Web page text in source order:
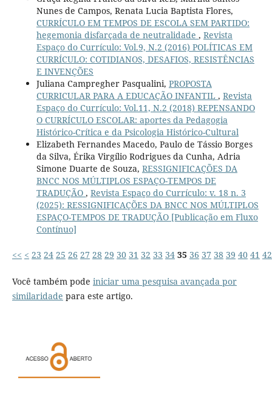
Nunes de Campos, Renata Lucia Baptista Flores,
CURRÍCULO EM TEMPOS DE ESCOLA SEM PARTIDO:
hegemonia disfarçada de neutralidade , Revista
Espaço do Currículo: Vol.9, N.2 (2016) POLÍTICAS EM
CURRÍCULO: COTIDIANOS, DESAFIOS, RESISTÊNCIAS
E INVENÇÕES
Juliana Campregher Pasqualini, PROPOSTA
CURRICULAR PARA A EDUCAÇÃO INFANTIL , Revista
Espaço do Currículo: Vol.11, N.2 (2018) REPENSANDO
O CURRÍCULO ESCOLAR: aportes da Pedagogia
Histórico-Crítica e da Psicologia Histórico-Cultural
Elizabeth Fernandes Macedo, Paulo de Tássio Borges
da Silva, Érika Virgílio Rodrigues da Cunha, Adria
Simone Duarte de Souza, RESSIGNIFICAÇÕES DA
BNCC NOS MÚLTIPLOS ESPAÇO-TEMPOS DE
TRADUÇÃO , Revista Espaço do Currículo: v. 18 n. 3
(2025): RESSIGNIFICAÇÕES DA BNCC NOS MÚLTIPLOS
ESPAÇO-TEMPOS DE TRADUÇÃO [Publicação em Fluxo
Contínuo]
<< < 23 24 25 26 27 28 29 30 31 32 33 34 35 36 37 38 39 40 41 42
Você também pode iniciar uma pesquisa avançada por
similaridade para este artigo.